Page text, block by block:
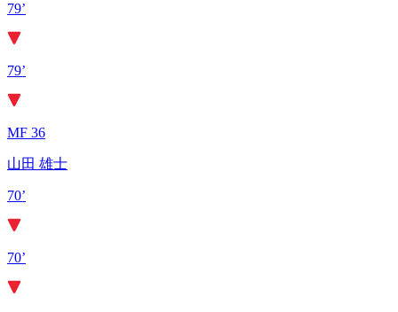
79’
79’
MF 36
山田 雄士
70’
70’